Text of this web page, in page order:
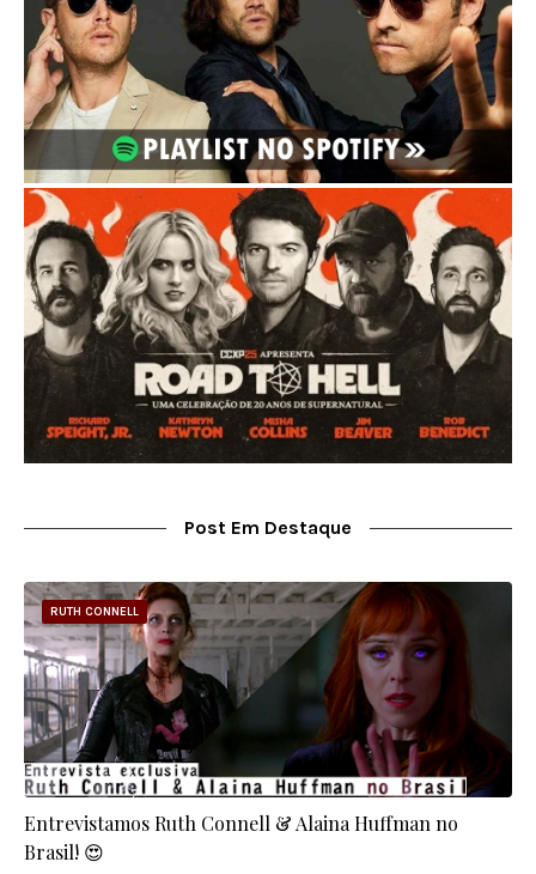
Post Em Destaque
RUTH CONNELL
Entrevistamos Ruth Connell & Alaina Huffman no
Brasil! 😍